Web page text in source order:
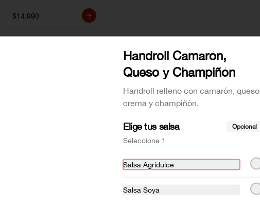
$14.990
CRAB ROLL Polloki
Handroll Camarón,
Queso y Champiñón
Handroll relleno con camarón, queso
crema y champiñón.
Elige tus salsa Opcional
Seleccione 1
Salsa Agridulce
Salsa Soya